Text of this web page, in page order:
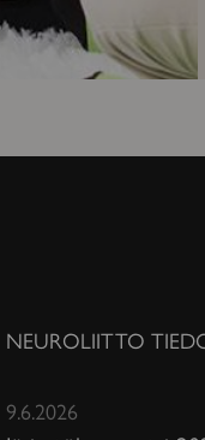
NEUROLIITTO
9.6.2026